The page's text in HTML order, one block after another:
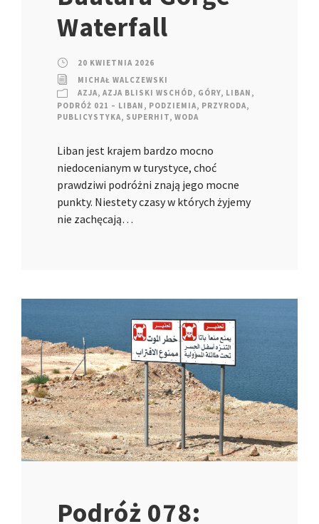
Waterfall
20 KWIETNIA 2026
MICHAŁ WALCZEWSKI
AZJA, AZJA BLISKI WSCHÓD, GÓRY, LIBAN ,
PODRÓŻ 021 – LIBAN , PODZIEMIA, PRZYRODA,
PUBLICYSTYKA, SUPERHIT, WODA
Liban jest krajem bardzo mocno
niedocenianym w turystyce, choć
prawdziwi podróżni znają jego mocne
punkty. Niestety czasy w których żyjemy
nie zachęcają…
Podróż 078: